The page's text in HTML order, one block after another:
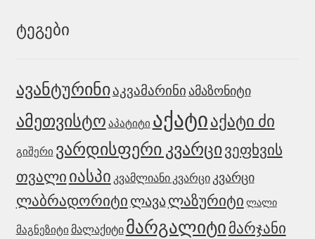
ტეგები
ავანტურინიაკვამარინი ამაზონიტი
ამეთვისტო აპატიტი აქატიაქატი ძი
გიშერი ვარდისფერი კვარცივეფხვის
თვალიიასპი კვამლიანი კვარცი კვარცი
ლაბრადორიტი ლავალაზურიტი ლალი
მაგნეზიტი მალაქიტი მარგალიტიმარჯანი